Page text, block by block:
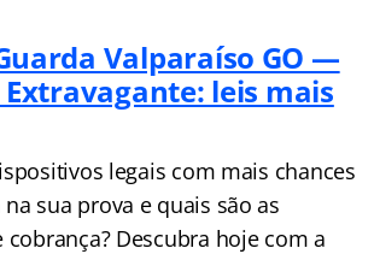
Valparaíso GO —
Extravagante: leis mais
legais com mais chances
sua prova e quais são as
cobrança? Descubra hoje com a